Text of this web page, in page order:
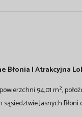
Błonia | Atrakcyjna
94,01 m²,
Jasnych